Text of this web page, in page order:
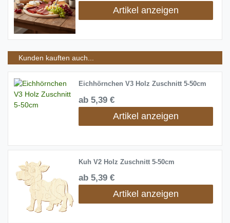
Artikel anzeigen
Kunden kauften auch...
Eichhörnchen V3 Holz Zuschnitt 5-50cm
ab 5,39 €
Artikel anzeigen
Kuh V2 Holz Zuschnitt 5-50cm
ab 5,39 €
Artikel anzeigen